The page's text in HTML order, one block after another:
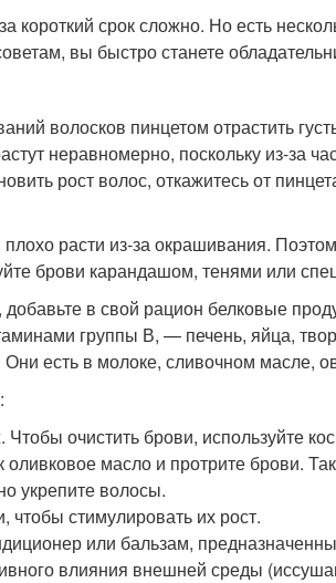
короткий срок сложно. Но есть
вы быстро станете
волосков пинцетом отрастить
неравномерно, поскольку из-за
рост волос, откажитесь от
расти из-за окрашивания.
брови карандашом, тенями или
добавьте в свой рацион белковые
группы В, — печень, яйца,
есть в молоке, сливочном масле,
очистить брови, используйте
масло и протрите брови.
укрепите волосы.
чтобы стимулировать их рост.
или бальзам,
влияния внешней среды